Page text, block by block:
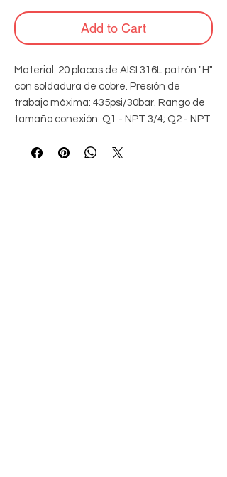
Add to Cart
Material: 20 placas de AISI 316L patrón "H"
con soldadura de cobre. Presión de
trabajo máxima: 435psi/30bar. Rango de
tamaño conexión: Q1 - NPT 3/4; Q2 - NPT
Volumen: 6.97L, temperatura de diseño: